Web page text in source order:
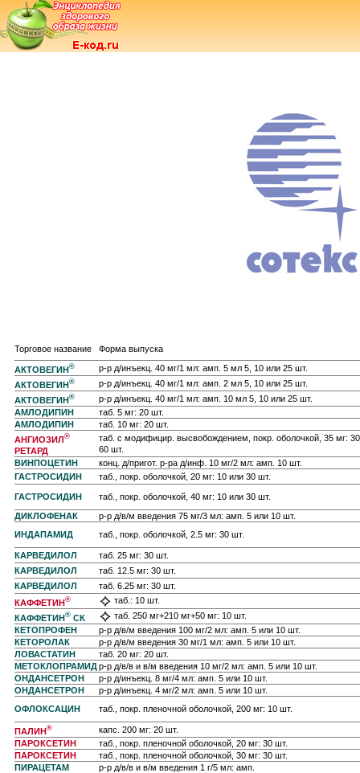
Торговое название Форма выпуска
АКТОВЕГИН®
р-р д/инъекц. 40 мг/1 мл: амп. 5 мл 5, 10 или 25 шт.
АКТОВЕГИН®
р-р д/инъекц. 40 мг/1 мл: амп. 2 мл 5, 10 или 25 шт.
АКТОВЕГИН®
р-р д/инъекц. 40 мг/1 мл: амп. 10 мл 5, 10 или 25 шт.
АМЛОДИПИН
таб. 5 мг: 20 шт.
АМЛОДИПИН
таб. 10 мг: 20 шт.
АНГИОЗИЛ®
РЕТАРД
таб. с модифицир. высвобождением, покр. оболочкой, 35 мг:
60 шт.
ВИНПОЦЕТИН
конц. д/пригот. р-ра д/инф. 10 мг/2 мл: амп. 10 шт.
ГАСТРОСИДИН
таб., покр. оболочкой, 20 мг: 10 или 30 шт.
ГАСТРОСИДИН
таб., покр. оболочкой, 40 мг: 10 или 30 шт.
ДИКЛОФЕНАК
р-р д/в/м введения 75 мг/3 мл: амп. 5 или 10 шт.
ИНДАПАМИД
таб., покр. оболочкой, 2.5 мг: 30 шт.
КАРВЕДИЛОЛ
таб. 25 мг: 30 шт.
КАРВЕДИЛОЛ
таб. 12.5 мг: 30 шт.
КАРВЕДИЛОЛ
таб. 6.25 мг: 30 шт.
КАФФЕТИН®
таб.: 10 шт.
КАФФЕТИН® СК
таб. 250 мг+210 мг+50 мг: 10 шт.
КЕТОПРОФЕН
р-р д/в/м введения 100 мг/2 мл: амп. 5 или 10 шт.
КЕТОРОЛАК
р-р д/в/м введения 30 мг/1 мл: амп. 5 или 10 шт.
ЛОВАСТАТИН
таб. 20 мг: 20 шт.
МЕТОКЛОПРАМИДр-р д/в/в и в/м введения 10 мг/2 мл: амп. 5 или 10 шт.
ОНДАНСЕТРОН
р-р д/инъекц. 8 мг/4 мл: амп. 5 или 10 шт.
ОНДАНСЕТРОН
р-р д/инъекц. 4 мг/2 мл: амп. 5 или 10 шт.
ОФЛОКСАЦИН
таб., покр. пленочной оболочкой, 200 мг: 10 шт.
ПАЛИН®
капс. 200 мг: 20 шт.
ПАРОКСЕТИН
таб., покр. пленочной оболочкой, 20 мг: 30 шт.
ПАРОКСЕТИН
таб., покр. пленочной оболочкой, 30 мг: 30 шт.
ПИРАЦЕТАМ
р-р д/в/в и в/м введения 1 г/5 мл: амп.